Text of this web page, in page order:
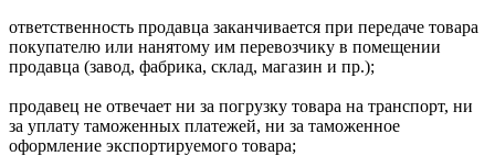
ответственность продавца заканчивается при передаче товара
покупателю или нанятому им перевозчику в помещении
продавца (завод, фабрика, склад, магазин и пр.);
продавец не отвечает ни за погрузку товара на транспорт, ни
за уплату таможенных платежей, ни за таможенное
оформление экспортируемого товара;